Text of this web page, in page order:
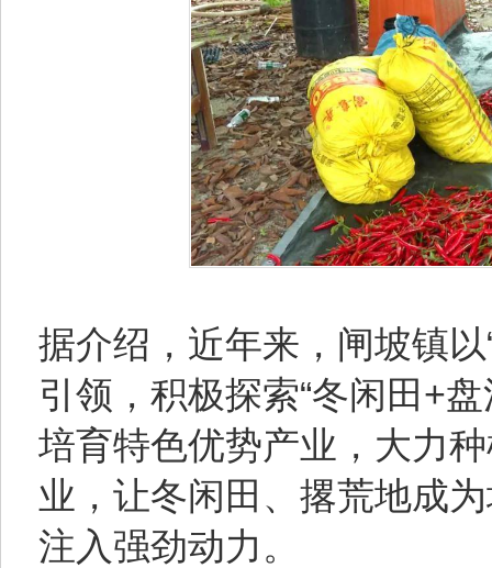
据介绍，近年来，闸坡镇
引领，积极探索“冬闲田+
培育特色优势产业，大力
业，让冬闲田、撂荒地成
注入强劲动力。